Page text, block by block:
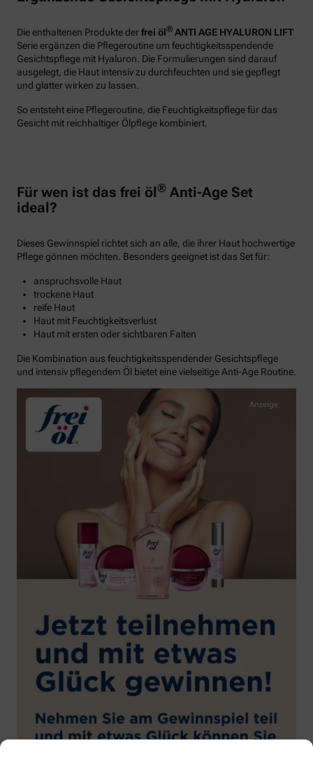
Die enthaltenen Produkte derfrei öl® ANTI AGE HYALURON LIFT
Serie ergänzen die Pflegeroutine um feuchtigkeitsspendende
Gesichtspflege mit Hyaluron. Die Formulierungen sind darauf
ausgelegt, die Haut intensiv zu durchfeuchten und sie gepflegt
und glatter wirken zu lassen.
So entsteht eine Pflegeroutine, die Feuchtigkeitspflege für das
Gesicht mit reichhaltiger Ölpflege kombiniert.
Für wen ist das frei öl® Anti-Age Set
ideal?
Dieses Gewinnspiel richtet sich an alle, die ihrer Haut hochwertige
Pflege gönnen möchten. Besonders geeignet ist das Set für:
anspruchsvolle Haut
trockene Haut
reife Haut
Haut mit Feuchtigkeitsverlust
Haut mit ersten oder sichtbaren Falten
Die Kombination aus feuchtigkeitsspendender Gesichtspflege
und intensiv pflegendem Öl bietet eine vielseitige Anti-Age Routine.